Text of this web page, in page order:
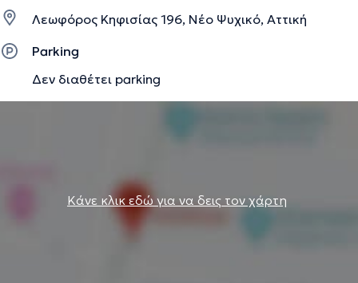
παιδιά των νηπιαγωγείων του Δήμου Αθηναίων, του δήμου
Σπετσών, το "Χωριό S.O.S" και το "Xαμόγελο του παιδιού".
Το 2002-2003 πραγματοποίησε μεταπτυχιακές σπουδές
στην Aισθητική Oδοντιατρική στο Πανεπιστήμιο Tufts
Βοστώνης στις Η.Π.Α.. Κατά την διάρκεια των σπουδών
παρακολουθεί πλήθος σεμιναρίων και συνεδρίων.
Την περιγραφή επιμελείται η ομάδα του doctoranytime βασισμένη σε
επαληθευμένες πληροφορίες.
Λεωφόρος Κηφισίας 196, Νέο Ψυχικό, Αττική
Parking
Δεν διαθέτει parking
Κάνε κλικ εδώ για να δεις τον χάρτη